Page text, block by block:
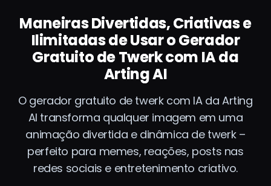
Maneiras Divertidas, Criativas e
Ilimitadas de Usar o Gerador
Gratuito de Twerk com IA da
Arting AI
O gerador gratuito de twerk com IA da Arting
AI transforma qualquer imagem em uma
animação divertida e dinâmica de twerk –
perfeito para memes, reações, posts nas
redes sociais e entretenimento criativo.